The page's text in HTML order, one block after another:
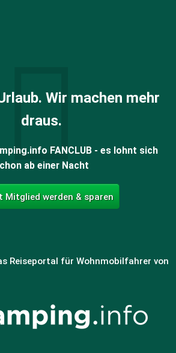
Wir machen mehr
draus.
FANCLUB - es lohnt sich
ab einer Nacht
Mitglied werden & sparen
Reiseportal für Wohnmobilfahrer von